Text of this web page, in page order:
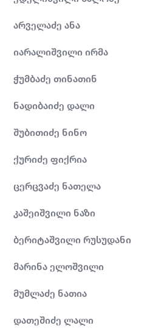
არველაძე ანა
იარალიშვილი ირმა
ჭუმბაძე თინათინ
ნადიბაიძე დალი
შუბითიძე ნინო
ქურიძე ფიქრია
ცერცვაძე ნათელა
კაშეიშვილი ნაზი
ბერიტაშვილი რუსუდანი
მარინა ელოშვილი
მუმლაძე ნათია
დათეშიძე ლალი